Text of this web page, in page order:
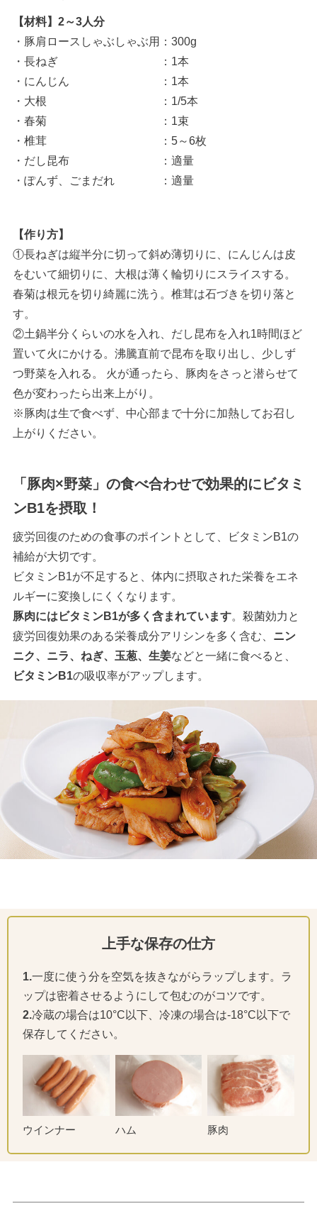
【材料】2～3人分
・豚肩ロースしゃぶしゃぶ用：300g
・長ねぎ ：1本
・にんじん ：1本
・大根 ：1/5本
・春菊 ：1束
・椎茸 ：5～6枚
・だし昆布 ：適量
・ぽんず、ごまだれ ：適量
【作り方】
①長ねぎは縦半分に切って斜め薄切りに、にんじんは皮
をむいて細切りに、大根は薄く輪切りにスライスする。
春菊は根元を切り綺麗に洗う。椎茸は石づきを切り落と
す。
②土鍋半分くらいの水を入れ、だし昆布を入れ1時間ほど
置いて火にかける。沸騰直前で昆布を取り出し、少しず
つ野菜を入れる。 火が通ったら、豚肉をさっと潜らせて
色が変わったら出来上がり。
※豚肉は生で食べず、中心部まで十分に加熱してお召し
上がりください。
「豚肉×野菜」の食べ合わせで効果的にビタミ
ンB1を摂取！
疲労回復のための食事のポイントとして、ビタミンB1の
補給が大切です。
ビタミンB1が不足すると、体内に摂取された栄養をエネ
ルギーに変換しにくくなります。
豚肉にはビタミンB1が多く含まれています。殺菌効力と
疲労回復効果のある栄養成分アリシンを多く含む、 ニン
ニク、ニラ、ねぎ、玉葱、生姜などと一緒に食べると、
ビタミンB1の吸収率がアップします。
上手な保存の仕方
1.一度に使う分を空気を抜きながらラップします。ラ
ップは密着させるようにして包むのがコツです。
2.冷蔵の場合は10°C以下、冷凍の場合は-18°C以下で
保存してください。
ウインナー ハム 豚肉